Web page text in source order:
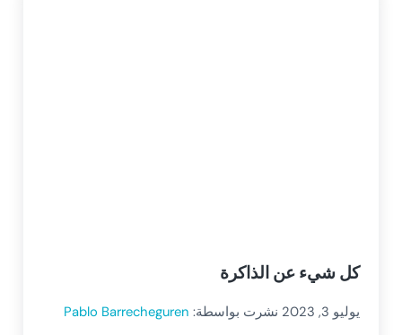
كل شيء عن الذاكرة
يوليو 3, 2023 نشرت بواسطة: Pablo Barrecheguren